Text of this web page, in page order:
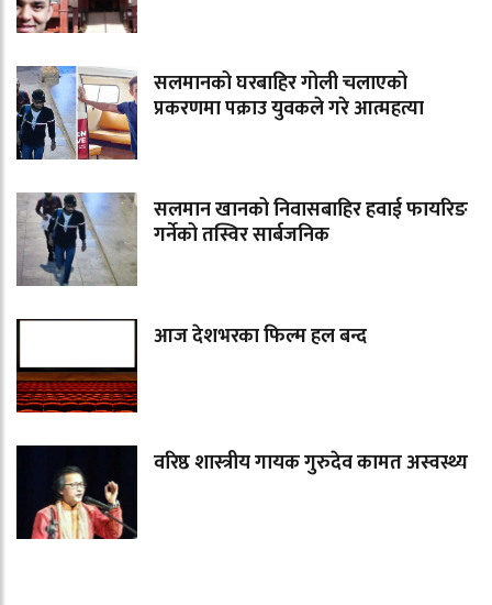
सलमानको घरबाहिर गोली चलाएको
प्रकरणमा पक्राउ युवकले गरे आत्महत्या
सलमान खानको निवासबाहिर हवाई फायरिङ
गर्नेको तस्विर सार्बजनिक
आज देशभरका फिल्म हल बन्द
वरिष्ठ शास्त्रीय गायक गुरुदेव कामत अस्वस्थ्य